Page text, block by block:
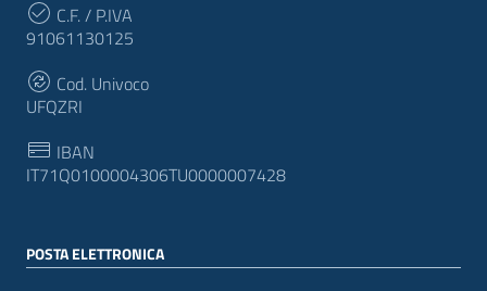
C.F. / P.IVA
91061130125
Cod. Univoco
UFQZRI
IBAN
IT71Q0100004306TU0000007428
POSTA ELETTRONICA